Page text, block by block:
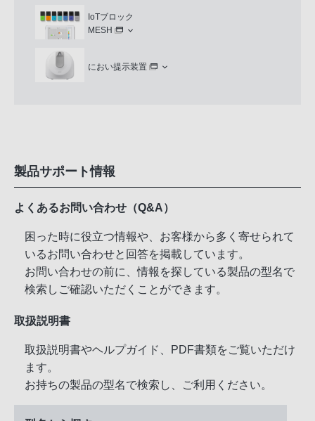
IoTブロック
MESH
におい提示装置
製品サポート情報
よくあるお問い合わせ（Q&A）
困った時に役立つ情報や、お客様から多く寄せられて
いるお問い合わせと回答を掲載しています。
お問い合わせの前に、情報を探している製品の型名で
検索しご確認いただくことができます。
取扱説明書
取扱説明書やヘルプガイド、PDF書類をご覧いただけ
ます。
お持ちの製品の型名で検索し、ご利用ください。